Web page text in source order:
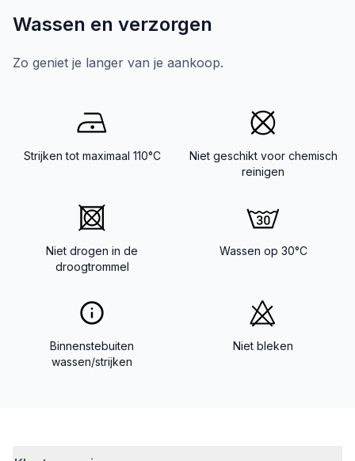
Wassen en verzorgen
Zo geniet je langer van je aankoop.
Strijken tot maximaal 110°C
Niet geschikt voor chemisch
reinigen
Niet drogen in de
droogtrommel
Wassen op 30°C
Binnenstebuiten
wassen/strijken
Niet bleken